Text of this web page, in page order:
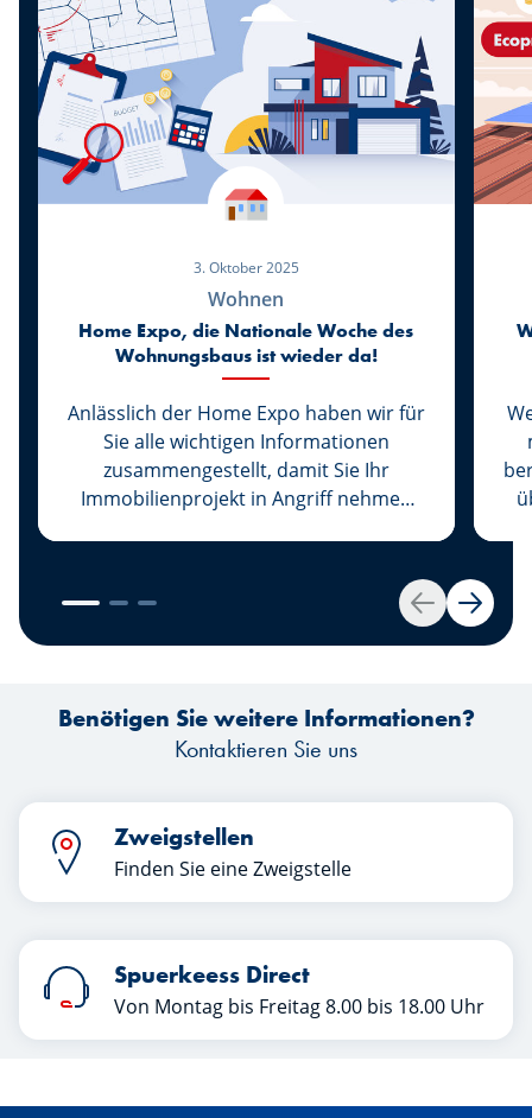
ZurückWeiter
3. Oktober 2025
Wohnen
Home Expo, die Nationale Woche des
Wohnungsbaus ist wieder da!
Anlässlich der Home Expo haben wir für
Sie alle wichtigen Informationen
zusammengestellt, damit Sie Ihr
Immobilienprojekt in Angriff nehmen
Zuhause zu informieren. Viel Spaß beim
Lesen!
Benötigen Sie weitere Informationen?
Kontaktieren Sie uns
Zweigstellen
Finden Sie eine Zweigstelle
Spuerkeess Direct
Von Montag bis Freitag 8.00 bis 18.00 Uhr